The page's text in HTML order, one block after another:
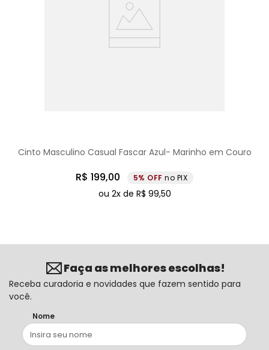
Cinto Masculino Casual Fascar Azul- Marinho em Couro
R$ 199,00 5% no PIX
ou 2x de R$ 99,50
Faça as melhores escolhas!
Receba curadoria e novidades que fazem sentido para
você.
Nome